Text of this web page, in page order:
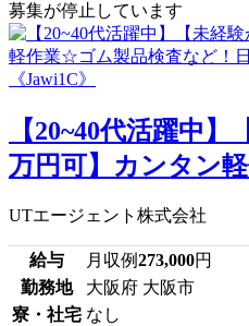
募集が停止しています
【20~40代活躍中
万円可】カンタン
UTエージェント株式会社
給与 月収例273,000円
勤務地
大阪府 大阪市
寮・社宅 なし